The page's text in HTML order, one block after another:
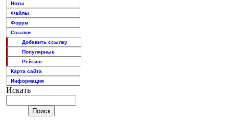
Ноты
Файлы
Форум
Ссылки
Добавить ссылку
Популярные
Рейтинг
Карта сайта
Информация
Искать